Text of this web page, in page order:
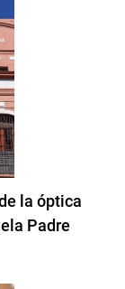
la óptica
Padre